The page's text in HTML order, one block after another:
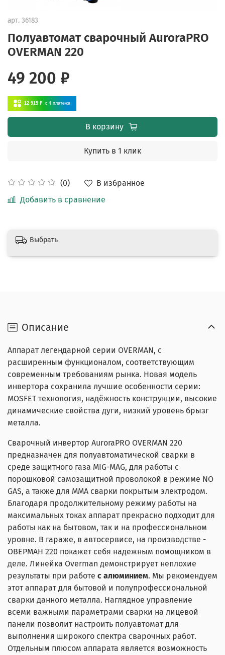
арт. 36183
Полуавтомат сварочный AuroraPRO
OVERMAN 220
(0)
В избранное
Добавить в сравнение
49 200 ₽
12 915 ₽ x 4 платежа
В корзину
Купить в 1 клик
Выбрать
Описание
Аппарат легендарной серии OVERMAN, с
расширенным функционалом, соответствующим
современным требованиям рынка. Новая модель
инвертора сохранила лучшие особенности серии:
MOSFET технология, надёжность конструкции, высокие
динамические свойства дуги, низкий уровень брызг
металла.
Сварочный инвертор AuroraPRO OVERMAN 220
предназначен для полуавтоматической сварки в
среде защитного газа MIG-MAG, для работы с
порошковой самозащитной проволокой в режиме NO
GAS, а также для ММА сварки покрытым электродом.
Благодаря продолжительному режиму работы на
максимальных токах аппарат прекрасно подходит для
работы как на бытовом, так и на профессиональном
уровне. В гараже, в автосервисе, на производстве -
ОВЕРМАН 220 покажет себя надежным помощником в
деле. Линейка Overman демонстрирует неплохие
результаты при работе с алюминием. Мы рекомендуем
этот аппарат для бытовой и полупрофессиональной
сварки данного металла. Наглядное управление
всеми важными параметрами сварки на лицевой
панели позволит настроить полуавтомат для
выполнения широкого спектра сварочных работ.
Отдельным плюсом аппарата является возможность